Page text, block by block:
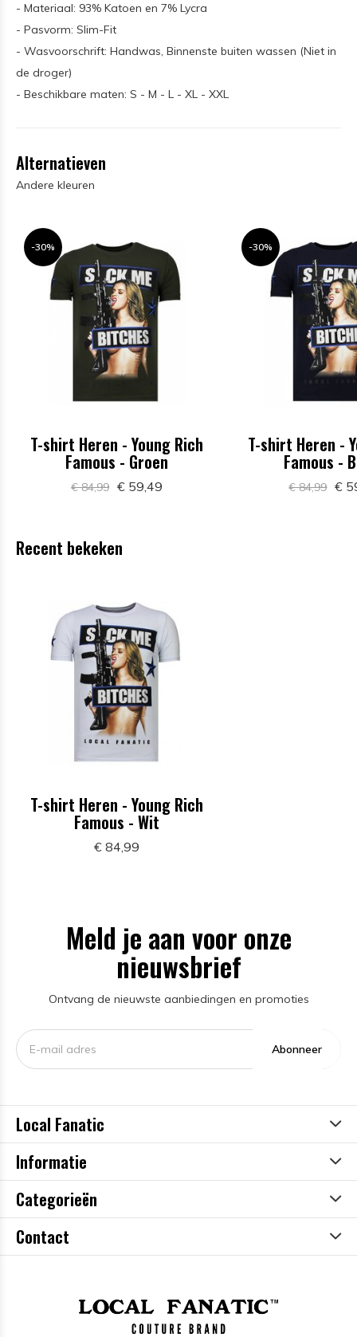
- Materiaal: 93% Katoen en 7% Lycra
- Pasvorm: Slim-Fit
- Wasvoorschrift: Handwas, Binnenste buiten wassen (Niet in
de droger)
- Beschikbare maten: S - M - L - XL - XXL
Alternatieven
Andere kleuren
-30%
T-shirt Heren - Young Rich
Famous - Groen
€ 84,99 € 59,49
-30%
T-shirt Heren -
Famous -
€ 84,99 €
Recent bekeken
T-shirt Heren - Young Rich
Famous - Wit
€ 84,99
Meld je aan voor onze
nieuwsbrief
Ontvang de nieuwste aanbiedingen en promoties
Abonneer
Local Fanatic
Informatie
Categorieën
Contact